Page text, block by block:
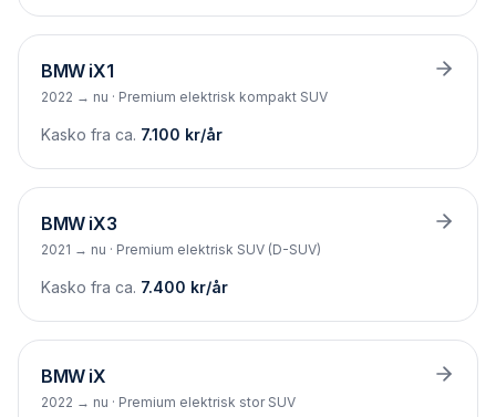
BMW iX1
2022 → nu · Premium elektrisk kompakt SUV
Kasko fra ca. 7.100 kr/år
BMW iX3
2021 → nu · Premium elektrisk SUV (D-SUV)
Kasko fra ca. 7.400 kr/år
BMW iX
2022 → nu · Premium elektrisk stor SUV